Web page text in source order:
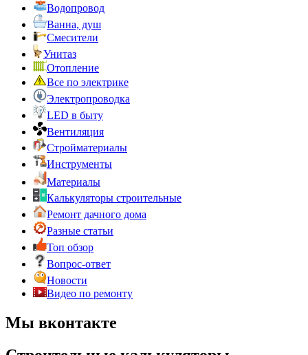
Водопровод
Ванна, душ
Смесители
Унитаз
Отопление
Все по электрике
Электропроводка
LED в быту
Вентиляция
Стройматериалы
Инструменты
Материалы
Калькуляторы строительные
Ремонт дачного дома
Разные статьи
Топ обзор
Вопрос-ответ
Новости
Видео по ремонту
Мы вконтакте